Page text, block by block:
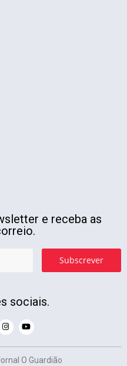
e receba as
Subscrever
sociais.
O Guardião